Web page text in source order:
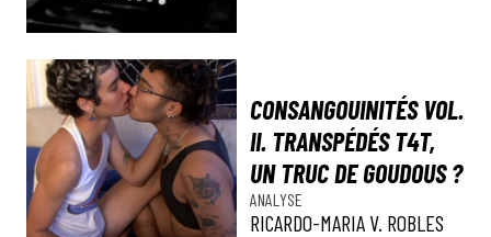
CONSANGOUINITÉS VOL.
II. TRANSPÉDÉS T4T,
UN TRUC DE GOUDOUS ?
ANALYSE
RICARDO-MARIA V. ROBLES